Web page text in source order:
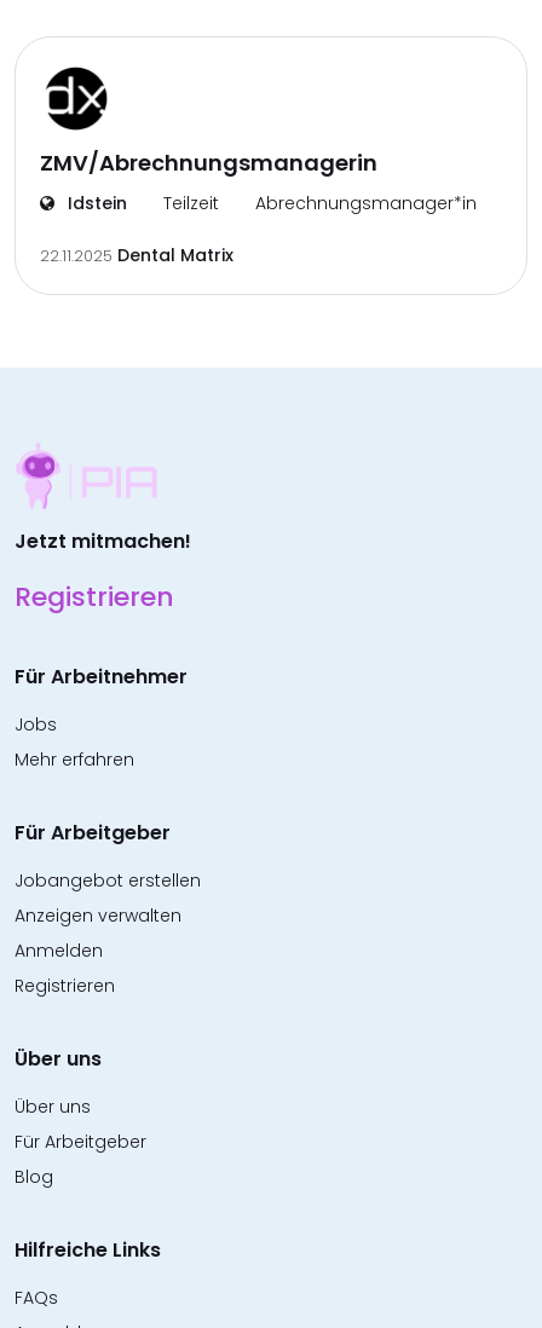
ZMV/Abrechnungsmanagerin
Idstein Teilzeit Abrechnungsmanager*in
22.11.2025 Dental Matrix
Jetzt mitmachen!
Registrieren
Für Arbeitnehmer
Jobs
Mehr erfahren
Für Arbeitgeber
Jobangebot erstellen
Anzeigen verwalten
Anmelden
Registrieren
Über uns
Über uns
Für Arbeitgeber
Blog
Hilfreiche Links
FAQs